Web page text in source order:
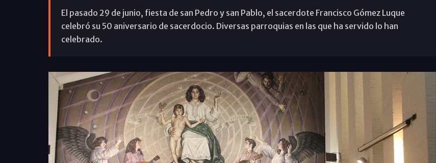
El pasado 29 de junio, fiesta de san Pedro y san Pablo, el sacerdote Francisco Gómez Luque
celebró su 50 aniversario de sacerdocio. Diversas parroquias en las que ha servido lo han
celebrado.